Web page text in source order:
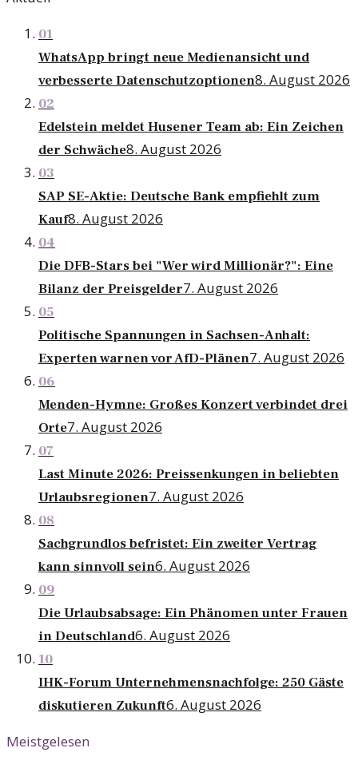
01
WhatsApp bringt neue Medienansicht und
verbesserte Datenschutzoptionen8. August 2026
02
Edelstein meldet Husener Team ab: Ein Zeichen
der Schwäche8. August 2026
03
SAP SE-Aktie: Deutsche Bank empfiehlt zum
Kauf8. August 2026
04
Die DFB-Stars bei "Wer wird Millionär?": Eine
Bilanz der Preisgelder7. August 2026
05
Politische Spannungen in Sachsen-Anhalt:
Experten warnen vor AfD-Plänen7. August 2026
06
Menden-Hymne: Großes Konzert verbindet drei
Orte7. August 2026
07
Last Minute 2026: Preissenkungen in beliebten
Urlaubsregionen7. August 2026
08
Sachgrundlos befristet: Ein zweiter Vertrag
kann sinnvoll sein6. August 2026
09
Die Urlaubsabsage: Ein Phänomen unter Frauen
in Deutschland6. August 2026
10
IHK-Forum Unternehmensnachfolge: 250 Gäste
diskutieren Zukunft6. August 2026
Meistgelesen